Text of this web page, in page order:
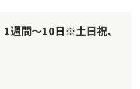
週間～10日※土日祝、